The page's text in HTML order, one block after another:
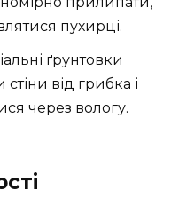
пухирці.
ґрунтовки
від грибка і
через вологу.